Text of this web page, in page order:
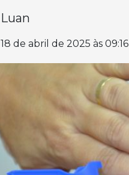
Luan
18 de abril de 2025 às 09:16